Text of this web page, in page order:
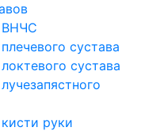
ВНЧС
сустава
сустава
руки